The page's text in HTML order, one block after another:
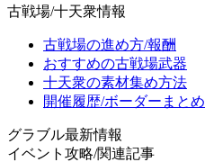
古戦場/十天衆情報
古戦場の進め方/報酬
おすすめの古戦場武器
十天衆の素材集め方法
開催履歴/ボーダーまとめ
グラブル最新情報
イベント攻略/関連記事